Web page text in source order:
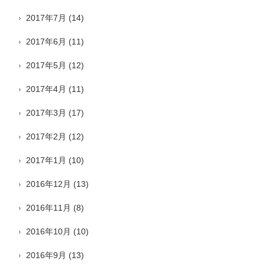
2017年7月 (14)
2017年6月 (11)
2017年5月 (12)
2017年4月 (11)
2017年3月 (17)
2017年2月 (12)
2017年1月 (10)
2016年12月 (13)
2016年11月 (8)
2016年10月 (10)
2016年9月 (13)